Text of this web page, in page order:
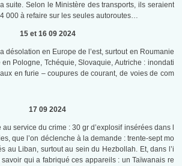
suite. Selon le Ministère des transports, ils seraient
000 à refaire sur les seules autoroutes…
15 et 16 09 2024
désolation en Europe de l’est, surtout en Roumanie
Pologne, Tchéquie, Slovaquie, Autriche : inondati
en furie – coupures de courant, de voies de com
17 09 2024
service du crime : 30 gr d’explosif insérées dans l
que l’on déclenche à la demande : trente-sept mo
au Liban, surtout au sein du Hezbollah. Et, dans l’i
qui a fabriqué ces appareils : un Taïwanais re